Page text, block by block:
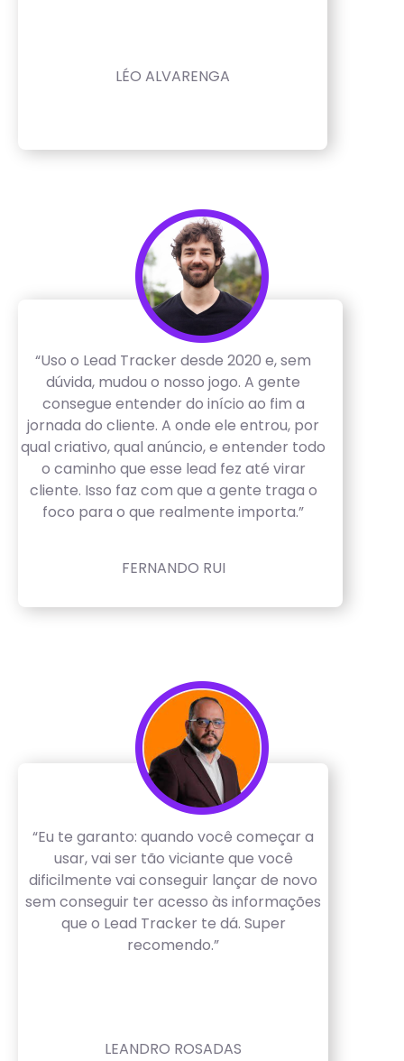
LÉO ALVARENGA
“Uso o Lead Tracker desde 2020 e, sem
dúvida, mudou o nosso jogo. A gente
consegue entender do início ao fim a
jornada do cliente. A onde ele entrou, por
qual criativo, qual anúncio, e entender todo
o caminho que esse lead fez até virar
cliente. Isso faz com que a gente traga o
foco para o que realmente importa.”
FERNANDO RUI
“Eu te garanto: quando você começar a
usar, vai ser tão viciante que você
dificilmente vai conseguir lançar de novo
sem conseguir ter acesso às informações
que o Lead Tracker te dá. Super
recomendo.”
LEANDRO ROSADAS